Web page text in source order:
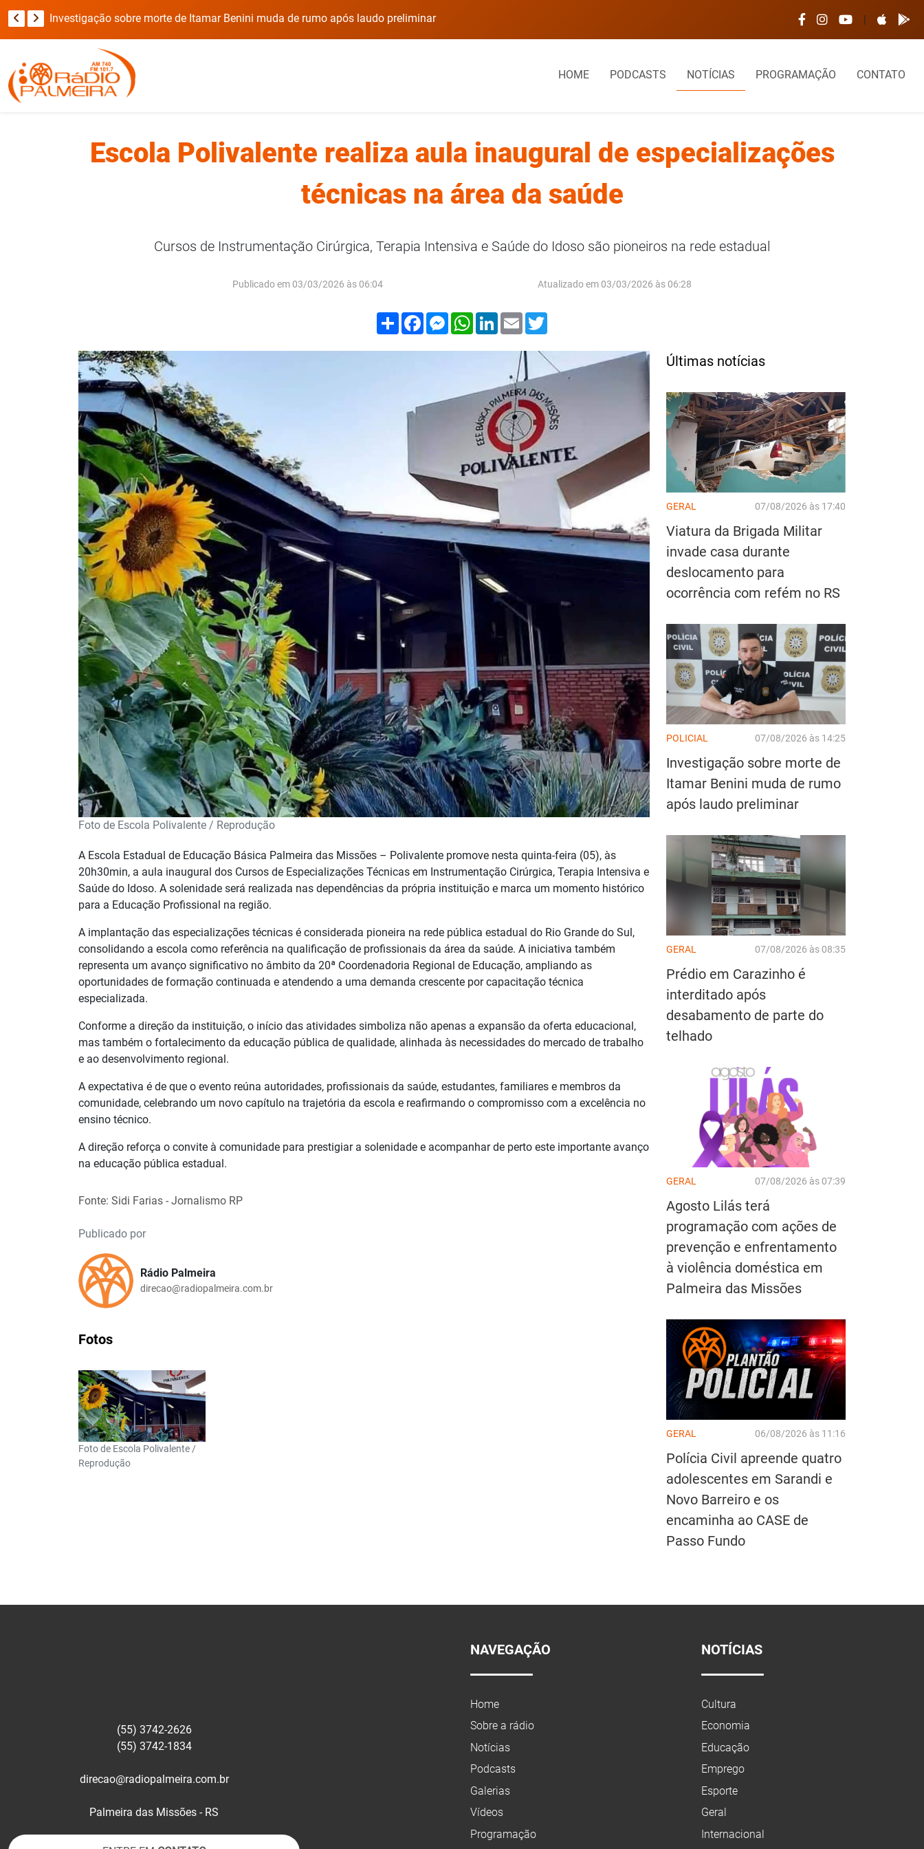
Viatura da Brigada Militar invade casa durante deslocamento para ocorrência com refém no RS Investigação sobre morte de Itamar Benini muda de rumo após laudo preliminar Prédio em Carazinho é interditado após desabamento de parte do telhado|
HOME PODCASTS NOTÍCIAS PROGRAMAÇÃO CONTATO
Escola Polivalente realiza aula inaugural de especializações
técnicas na área da saúde
Cursos de Instrumentação Cirúrgica, Terapia Intensiva e Saúde do Idoso são pioneiros na rede estadual
Publicado em 03/03/2026 às 06:04 Atualizado em 03/03/2026 às 06:28
Compartilhar
FacebookMessenger
WhatsApp
LinkedIn
Email
Foto de Escola Polivalente / Reprodução
A Escola Estadual de Educação Básica Palmeira das Missões – Polivalente promove nesta quinta-feira (05), às
20h30min, a aula inaugural dos Cursos de Especializações Técnicas em Instrumentação Cirúrgica, Terapia Intensiva e
Saúde do Idoso. A solenidade será realizada nas dependências da própria instituição e marca um momento histórico
para a Educação Profissional na região.
A implantação das especializações técnicas é considerada pioneira na rede pública estadual do Rio Grande do Sul,
consolidando a escola como referência na qualificação de profissionais da área da saúde. A iniciativa também
representa um avanço significativo no âmbito da 20ª Coordenadoria Regional de Educação, ampliando as
oportunidades de formação continuada e atendendo a uma demanda crescente por capacitação técnica
especializada.
Conforme a direção da instituição, o início das atividades simboliza não apenas a expansão da oferta educacional,
mas também o fortalecimento da educação pública de qualidade, alinhada às necessidades do mercado de trabalho
e ao desenvolvimento regional.
A expectativa é de que o evento reúna autoridades, profissionais da saúde, estudantes, familiares e membros da
comunidade, celebrando um novo capítulo na trajetória da escola e reafirmando o compromisso com a excelência no
ensino técnico.
A direção reforça o convite à comunidade para prestigiar a solenidade e acompanhar de perto este importante avanço
na educação pública estadual.
Fonte: Sidi Farias - Jornalismo RP
Publicado por
Rádio Palmeira
direcao@radiopalmeira.com.br
Fotos
Foto de Escola Polivalente /
Reprodução
Últimas notícias
GERAL 07/08/2026 às 17:40
Viatura da Brigada Militar
invade casa durante
deslocamento para
ocorrência com refém no RS
POLICIAL 07/08/2026 às 14:25
Investigação sobre morte de
Itamar Benini muda de rumo
após laudo preliminar
GERAL 07/08/2026 às 08:35
Prédio em Carazinho é
interditado após
desabamento de parte do
telhado
GERAL 07/08/2026 às 07:39
Agosto Lilás terá
programação com ações de
prevenção e enfrentamento
à violência doméstica em
Palmeira das Missões
GERAL 06/08/2026 às 11:16
Polícia Civil apreende quatro
adolescentes em Sarandi e
Novo Barreiro e os
encaminha ao CASE de
Passo Fundo
(55) 3742-2626
(55) 3742-1834
direcao@radiopalmeira.com.br
Palmeira das Missões - RS
NAVEGAÇÃO
Home
Sobre a rádio
Notícias
Podcasts
Galerias
Vídeos
Programação
NOTÍCIAS
Cultura
Economia
Educação
Emprego
Esporte
Geral
Internacional